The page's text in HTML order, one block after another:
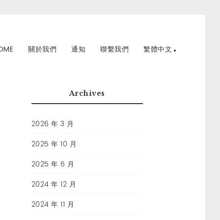
關於我們 通知 聯繫我們 繁體中文
Archives
2026 年 3 月
2025 年 10 月
2025 年 6 月
2024 年 12 月
2024 年 11 月